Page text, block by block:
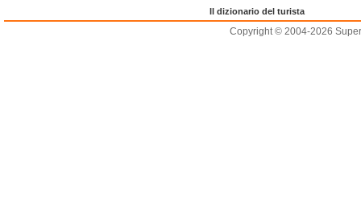
Il dizionario del turista
Copyright © 2004-2026